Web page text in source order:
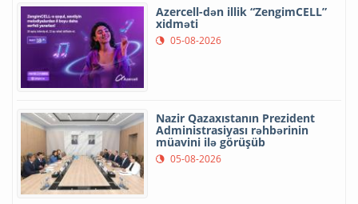
Azercell-dən illik “ZengimCELL”
xidməti
05-08-2026
Nazir Qazaxıstanın Prezident
Administrasiyası rəhbərinin
müavini ilə görüşüb
05-08-2026